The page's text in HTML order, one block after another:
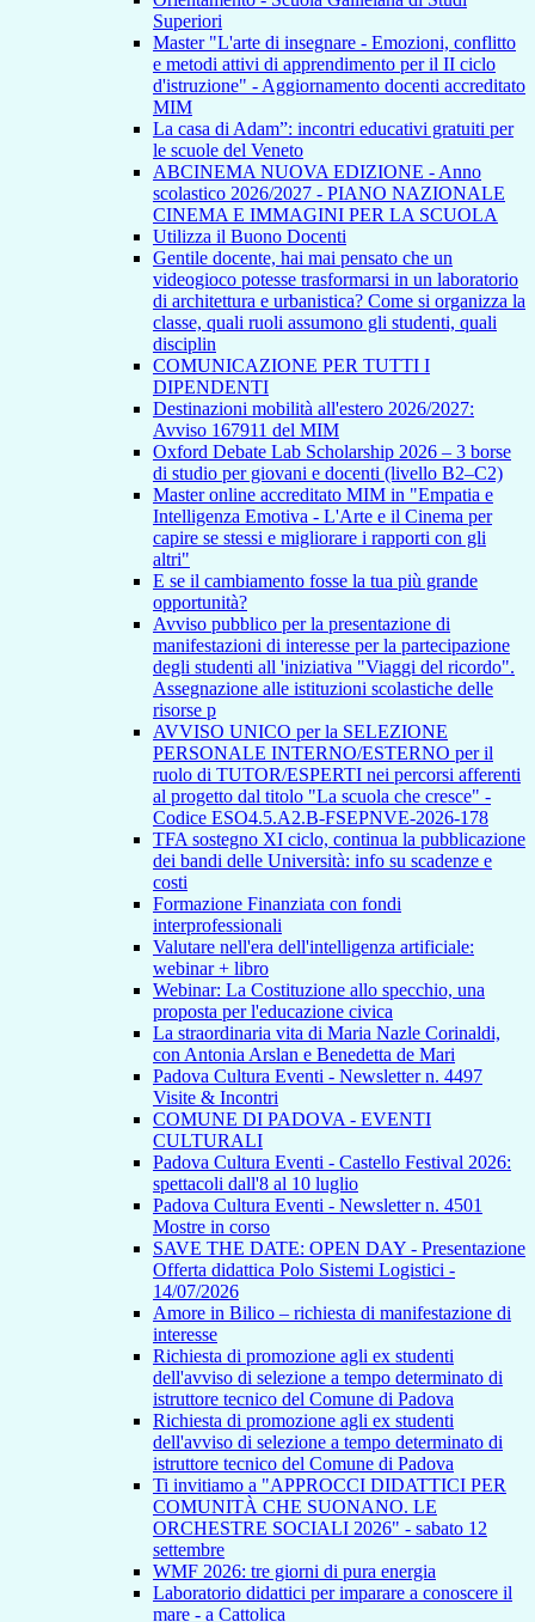
Superiori
Master "L'arte di insegnare - Emozioni, conflitto
e metodi attivi di apprendimento per il II ciclo
d'istruzione" - Aggiornamento docenti accreditato
MIM
La casa di Adam”: incontri educativi gratuiti per
le scuole del Veneto
ABCINEMA NUOVA EDIZIONE - Anno
scolastico 2026/2027 - PIANO NAZIONALE
CINEMA E IMMAGINI PER LA SCUOLA
Utilizza il Buono Docenti
Gentile docente, hai mai pensato che un
videogioco potesse trasformarsi in un laboratorio
di architettura e urbanistica? Come si organizza la
classe, quali ruoli assumono gli studenti, quali
disciplin
COMUNICAZIONE PER TUTTI I
DIPENDENTI
Destinazioni mobilità all'estero 2026/2027:
Avviso 167911 del MIM
Oxford Debate Lab Scholarship 2026 – 3 borse
di studio per giovani e docenti (livello B2–C2)
Master online accreditato MIM in "Empatia e
Intelligenza Emotiva - L'Arte e il Cinema per
capire se stessi e migliorare i rapporti con gli
altri"
E se il cambiamento fosse la tua più grande
opportunità?
Avviso pubblico per la presentazione di
manifestazioni di interesse per la partecipazione
degli studenti all 'iniziativa "Viaggi del ricordo".
Assegnazione alle istituzioni scolastiche delle
risorse p
AVVISO UNICO per la SELEZIONE
PERSONALE INTERNO/ESTERNO per il
ruolo di TUTOR/ESPERTI nei percorsi afferenti
al progetto dal titolo "La scuola che cresce" -
Codice ESO4.5.A2.B-FSEPNVE-2026-178
TFA sostegno XI ciclo, continua la pubblicazione
dei bandi delle Università: info su scadenze e
costi
Formazione Finanziata con fondi
interprofessionali
Valutare nell'era dell'intelligenza artificiale:
webinar + libro
Webinar: La Costituzione allo specchio, una
proposta per l'educazione civica
La straordinaria vita di Maria Nazle Corinaldi,
con Antonia Arslan e Benedetta de Mari
Padova Cultura Eventi - Newsletter n. 4497
Visite & Incontri
COMUNE DI PADOVA - EVENTI
CULTURALI
Padova Cultura Eventi - Castello Festival 2026:
spettacoli dall'8 al 10 luglio
Padova Cultura Eventi - Newsletter n. 4501
Mostre in corso
SAVE THE DATE: OPEN DAY - Presentazione
Offerta didattica Polo Sistemi Logistici -
14/07/2026
Amore in Bilico – richiesta di manifestazione di
interesse
Richiesta di promozione agli ex studenti
dell'avviso di selezione a tempo determinato di
istruttore tecnico del Comune di Padova
Richiesta di promozione agli ex studenti
dell'avviso di selezione a tempo determinato di
istruttore tecnico del Comune di Padova
Ti invitiamo a "APPROCCI DIDATTICI PER
COMUNITÀ CHE SUONANO. LE
ORCHESTRE SOCIALI 2026" - sabato 12
settembre
WMF 2026: tre giorni di pura energia
Laboratorio didattici per imparare a conoscere il
mare - a Cattolica